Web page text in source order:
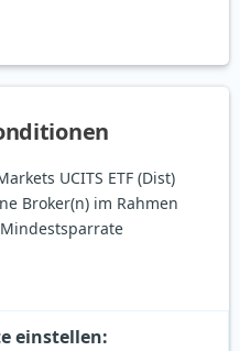
UCITS ETF (Dist)
Broker(n) im Rahmen
einstellen: